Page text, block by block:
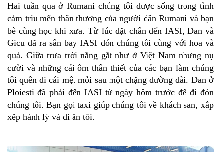
Hai tuần qua ở Rumani chúng tôi được sống trong tình
cảm trìu mến thân thương của người dân Rumani và bạn
bè cùng học khi xưa. Từ lúc đặt chân đến IASI, Dan và
Gicu đã ra sân bay IASI đón chúng tôi cùng với hoa và
quả. Giữa trưa trời nắng gắt như ở Việt Nam nhưng nụ
cười và những cái ôm thân thiết của các bạn làm chúng
tôi quên đi cái mệt mỏi sau một chặng đường dài. Dan ở
Ploiesti đã phải đến IASI từ ngày hôm trước để đi đón
chúng tôi. Bạn gọi taxi giúp chúng tôi về khách san, xắp
xếp hành lý và đi ăn tối.